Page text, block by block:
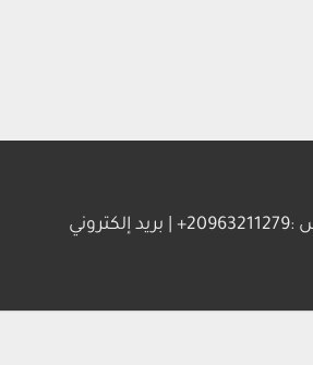
العنوان : جامعة جنوب الوادي 83523 قنا - جمهورية مصر العربية | ت: 20963211281+ | فاكس :20963211279+ | بريد إلكتروني